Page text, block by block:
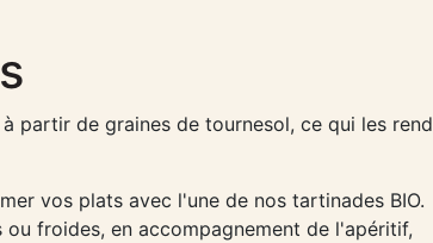
partir de graines de tournesol, ce qui les rend
vos plats avec l'une de nos tartinades BIO.
froides, en accompagnement de l'apéritif,